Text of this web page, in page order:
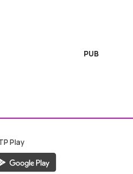
PUB
Play